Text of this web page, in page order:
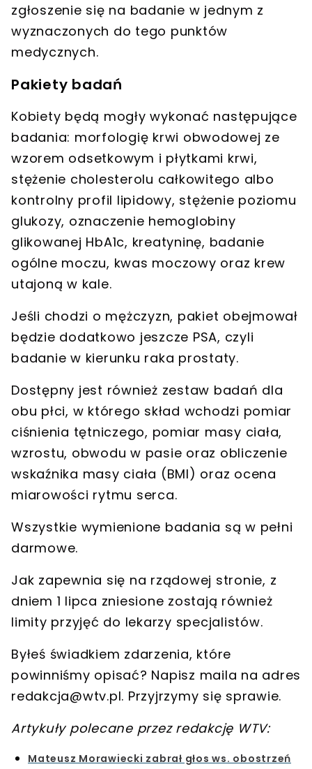
zgłoszenie się na badanie w jednym z
wyznaczonych do tego punktów
medycznych.
Pakiety badań
Kobiety będą mogły wykonać następujące
badania: morfologię krwi obwodowej ze
wzorem odsetkowym i płytkami krwi,
stężenie cholesterolu całkowitego albo
kontrolny profil lipidowy, stężenie poziomu
glukozy, oznaczenie hemoglobiny
glikowanej HbA1c, kreatyninę, badanie
ogólne moczu, kwas moczowy oraz krew
utajoną w kale.
Jeśli chodzi o mężczyzn, pakiet obejmował
będzie dodatkowo jeszcze PSA, czyli
badanie w kierunku raka prostaty.
Dostępny jest również zestaw badań dla
obu płci, w którego skład wchodzi pomiar
ciśnienia tętniczego, pomiar masy ciała,
wzrostu, obwodu w pasie oraz obliczenie
wskaźnika masy ciała (BMI) oraz ocena
miarowości rytmu serca.
Wszystkie wymienione badania są w pełni
darmowe.
Jak zapewnia się na rządowej stronie, z
dniem 1 lipca zniesione zostają również
limity przyjęć do lekarzy specjalistów.
Byłeś świadkiem zdarzenia, które
powinniśmy opisać? Napisz maila na adres
redakcja@wtv.pl. Przyjrzymy się sprawie.
Artykuły polecane przez redakcję WTV:
Mateusz Morawiecki zabrał głos ws. obostrzeń